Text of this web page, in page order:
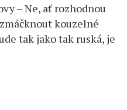
– Ne, ať rozhodnou
kouzelné
tak jako tak ruská, je